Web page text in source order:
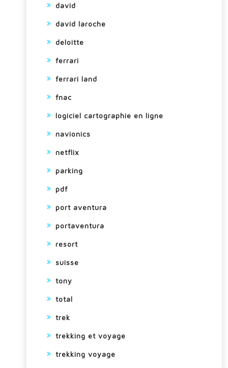
david
david laroche
deloitte
ferrari
ferrari land
fnac
logiciel cartographie en ligne
navionics
netflix
parking
pdf
port aventura
portaventura
resort
suisse
tony
total
trek
trekking et voyage
trekking voyage